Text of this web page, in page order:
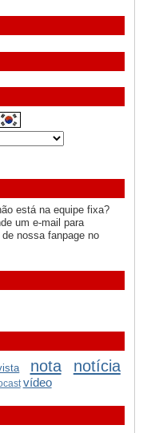
está na equipe fixa?
um e-mail para
nossa fanpage no
nota notícia
vídeo